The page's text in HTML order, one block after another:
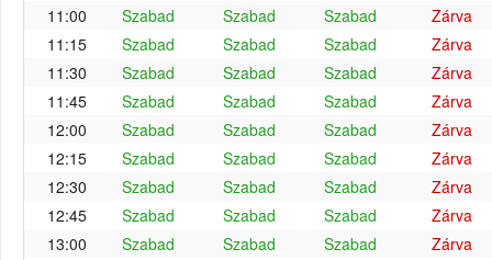
11:00
Szabad Szabad Szabad
Zárva
11:15
Szabad Szabad Szabad
Zárva
11:30
Szabad Szabad Szabad
Zárva
11:45
Szabad Szabad Szabad
Zárva
12:00
Szabad Szabad Szabad
Zárva
12:15
Szabad Szabad Szabad
Zárva
12:30
Szabad Szabad Szabad
Zárva
12:45
Szabad Szabad Szabad
Zárva
13:00
Szabad Szabad Szabad
Zárva